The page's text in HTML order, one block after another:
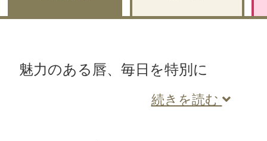
魅力のある唇、毎日を特別に
続きを読む